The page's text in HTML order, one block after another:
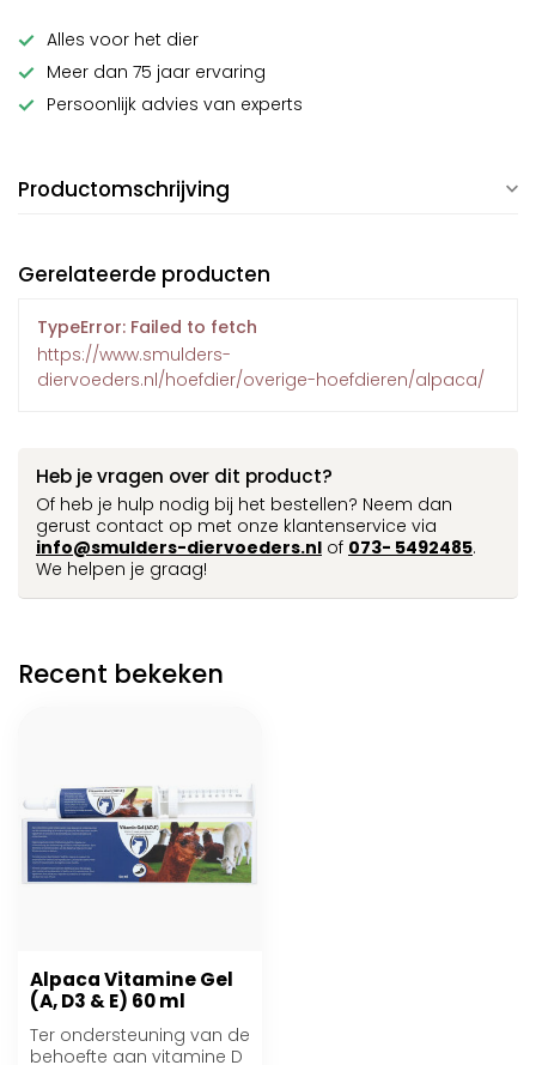
Alles voor het dier
Meer dan 75 jaar ervaring
Persoonlijk advies van experts
Productomschrijving
Gerelateerde producten
TypeError: Failed to fetch
https://www.smulders-
diervoeders.nl/hoefdier/overige-hoefdieren/alpaca/
Heb je vragen over dit product?
Of heb je hulp nodig bij het bestellen? Neem dan
gerust contact op met onze klantenservice via
info@smulders-diervoeders.nl of 073- 5492485.
We helpen je graag!
Recent bekeken
Alpaca Vitamine Gel
(A, D3 & E) 60 ml
Ter ondersteuning van de
behoefte aan vitamine D